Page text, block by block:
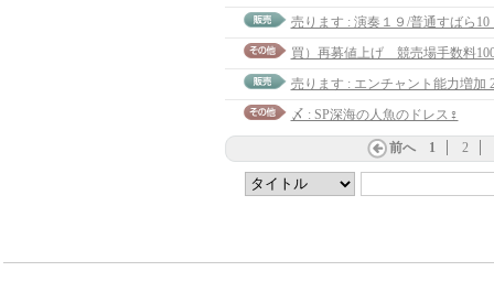
売ります : 演奏１９/普通すばら
売ります : エンチャント能力増加
〆 : SP深海の人魚のドレス♀
前へ 1 2